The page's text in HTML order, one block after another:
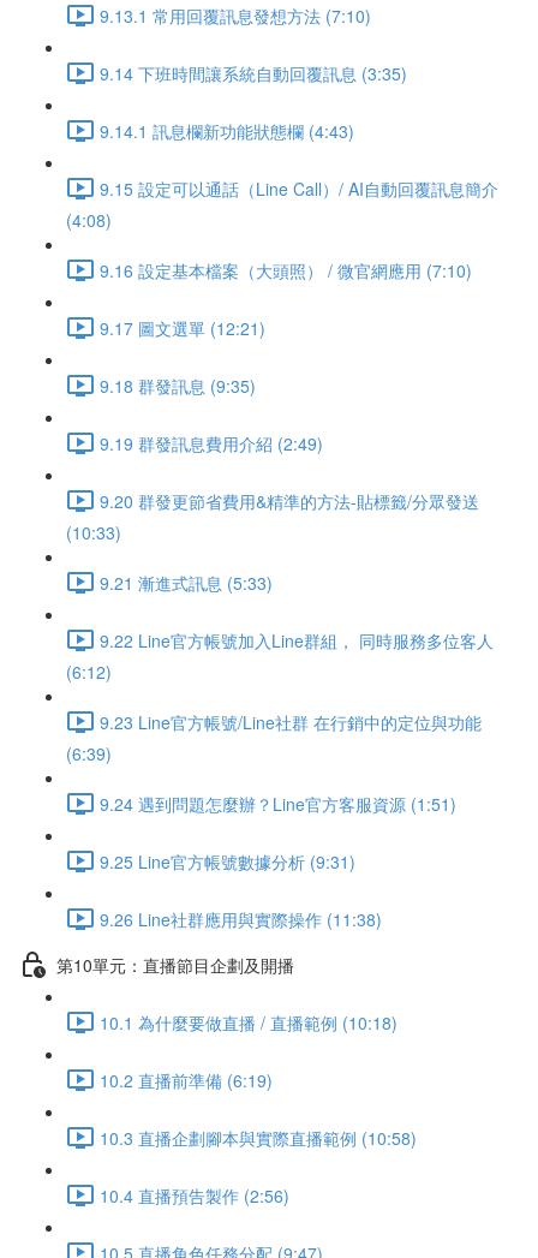
9.13.1 常用回覆訊息發想方法 (7:10)
9.14 下班時間讓系統自動回覆訊息 (3:35)
9.14.1 訊息欄新功能狀態欄 (4:43)
9.15 設定可以通話（Line Call）/ AI自動回覆訊息簡介
(4:08)
9.16 設定基本檔案（大頭照） / 微官網應用 (7:10)
9.17 圖文選單 (12:21)
9.18 群發訊息 (9:35)
9.19 群發訊息費用介紹 (2:49)
9.20 群發更節省費用&精準的方法-貼標籤/分眾發送
(10:33)
9.21 漸進式訊息 (5:33)
9.22 Line官方帳號加入Line群組， 同時服務多位客人
(6:12)
9.23 Line官方帳號/Line社群 在行銷中的定位與功能
(6:39)
9.24 遇到問題怎麼辦？Line官方客服資源 (1:51)
9.25 Line官方帳號數據分析 (9:31)
9.26 Line社群應用與實際操作 (11:38)
第10單元：直播節目企劃及開播
10.1 為什麼要做直播 / 直播範例 (10:18)
10.2 直播前準備 (6:19)
10.3 直播企劃腳本與實際直播範例 (10:58)
10.4 直播預告製作 (2:56)
10.5 直播角色任務分配 (9:47)